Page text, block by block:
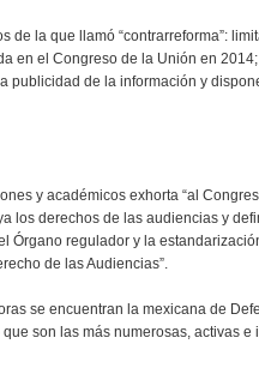
de la que llamó “contrarreforma”:
en el Congreso de la Unión en
publicidad de la información y
y académicos exhorta “al
los derechos de las audiencias y
Órgano regulador y la
de las Audiencias”.
se encuentran la mexicana de
son las más numerosas, activas